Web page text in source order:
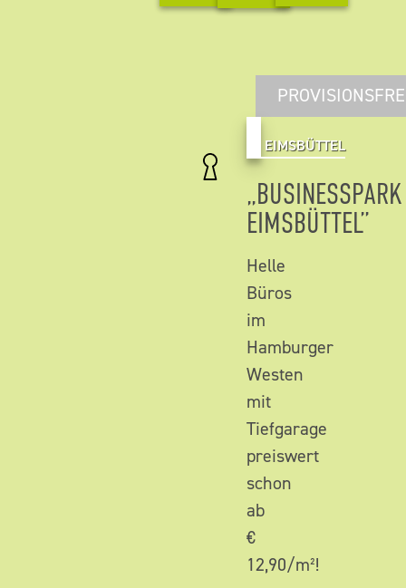
EIMSBÜTTEL
„BUSINESSPARK
EIMSBÜTTEL”
Helle
Büros
im
Hamburger
Westen
mit
Tiefgarage
preiswert
schon
ab
€
12,90/m²!